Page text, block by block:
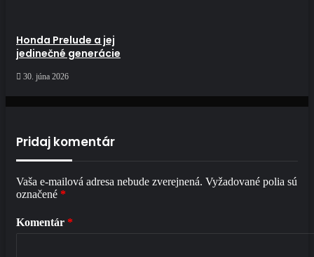
Honda Prelude a jej
jedinečné generácie
30. júna 2026
Pridaj komentár
Vaša e-mailová adresa nebude zverejnená. Vyžadované polia sú
označené *
Komentár *